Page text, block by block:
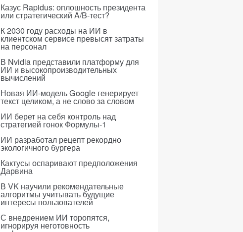
Казус Rapidus: оплошность президента
или стратегический A/B-тест?
К 2030 году расходы на ИИ в
клиентском сервисе превысят затраты
на персонал
В Nvidia представили платформу для
ИИ и высокопроизводительных
вычислений
Новая ИИ-модель Google генерирует
текст целиком, а не слово за словом
ИИ берет на себя контроль над
стратегией гонок Формулы-1
ИИ разработал рецепт рекордно
экологичного бургера
Кактусы оспаривают предположения
Дарвина
В VK научили рекомендательные
алгоритмы учитывать будущие
интересы пользователей
С внедрением ИИ торопятся,
игнорируя неготовность